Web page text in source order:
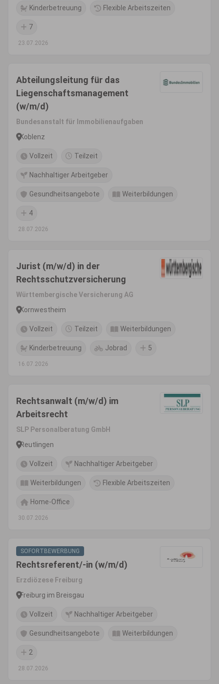
Kinderbetreuung Flexible Arbeitszeiten
7
23.07.2026
Abteilungsleitung für das
Liegenschaftsmanagement
(w/m/d)
Bundesanstalt für Immobilienaufgaben
Koblenz
Vollzeit Teilzeit
Nachhaltiger Arbeitgeber
Gesundheitsangebote Weiterbildungen
4
28.07.2026
Jurist (m/w/d) in der
Rechtsschutzversicherung
Württembergische Versicherung AG
Kornwestheim
Vollzeit Teilzeit Weiterbildungen
Kinderbetreuung Jobrad 5
16.07.2026
Rechtsanwalt (m/w/d) im
Arbeitsrecht
SLP Personalberatung GmbH
Reutlingen
Vollzeit Nachhaltiger Arbeitgeber
Weiterbildungen Flexible Arbeitszeiten
Home-Office
30.07.2026
SOFORTBEWERBUNG
Rechtsreferent/-in (w/m/d)
Erzdiözese Freiburg
Freiburg im Breisgau
Vollzeit Nachhaltiger Arbeitgeber
Gesundheitsangebote Weiterbildungen
2
28.07.2026